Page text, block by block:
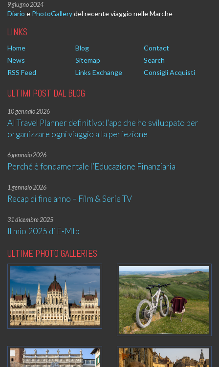
9 giugno 2024
Diario e PhotoGallerydel recente viaggio nelle Marche
LINKS
Home Blog
Contact
News
Sitemap
Search
RSS Feed
Links Exchange Consigli Acquisti
ULTIMI POST DAL BLOG
10 gennaio 2026
AI Travel Planner definitivo: l’app che ho sviluppato per
organizzare ogni viaggio alla perfezione
6 gennaio 2026
Perché è fondamentale l’Educazione Finanziaria
1 gennaio 2026
Recap di fine anno – Film & Serie TV
31 dicembre 2025
Il mio 2025 di E-Mtb
ULTIME PHOTO GALLERIES